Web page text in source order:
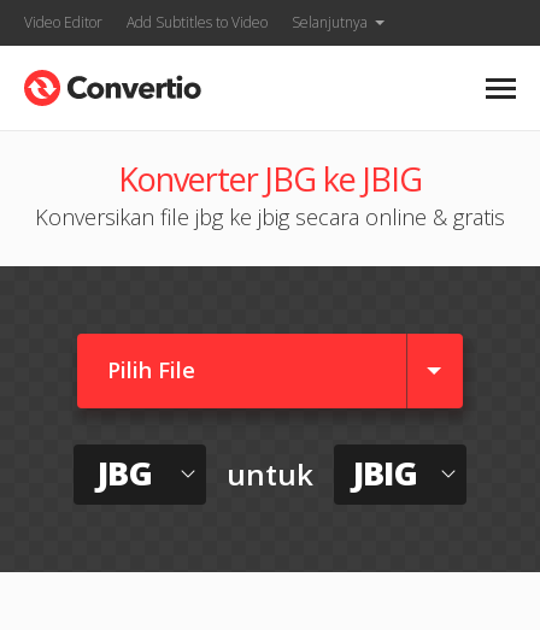
Video Editor Add Subtitles to Video Selanjutnya
Konverter JBG ke JBIG
Konversikan file jbg ke jbig secara online & gratis
Pilih File
JBG untuk JBIG